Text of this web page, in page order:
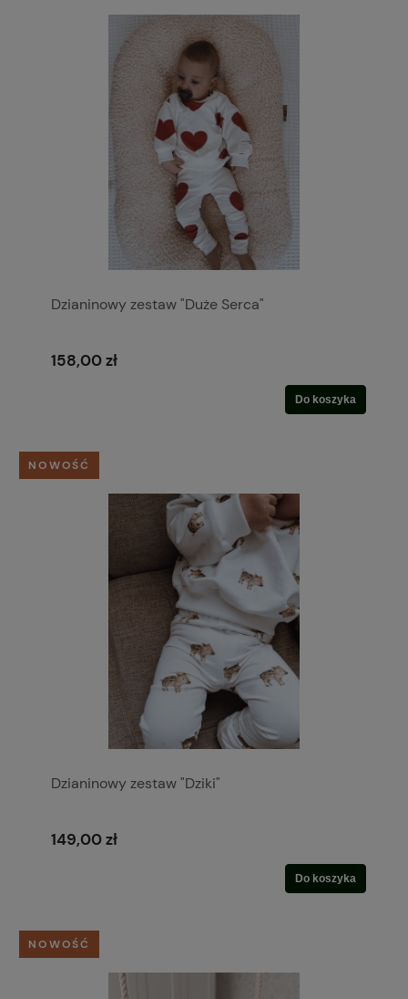
Dzianinowy zestaw "Duże Serca"
158,00 zł
Do koszyka
Dzianinowy zestaw "Dziki"
149,00 zł
Do koszyka
NOWOŚĆ
NOWOŚĆ